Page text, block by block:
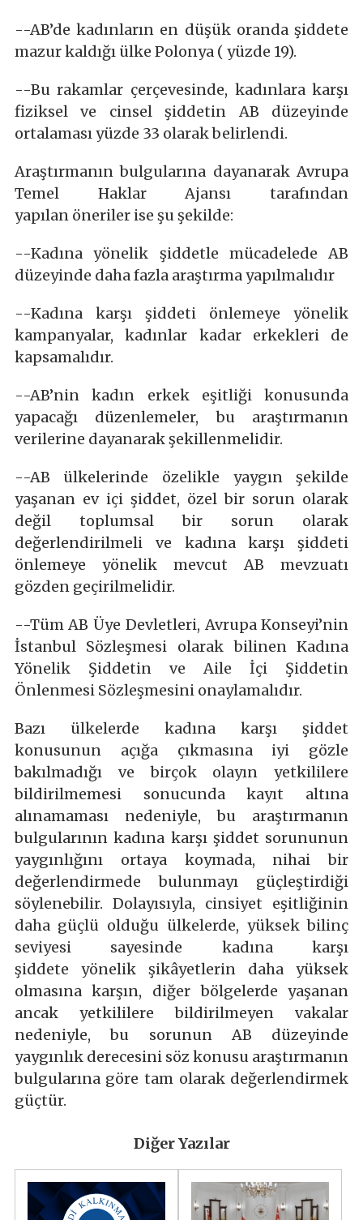
--AB’de kadınların en düşük oranda şiddete
mazur kaldığı ülke Polonya ( yüzde 19).
--Bu rakamlar çerçevesinde, kadınlara karşı
fiziksel ve cinsel şiddetin AB düzeyinde
ortalaması yüzde 33 olarak belirlendi.
Araştırmanın bulgularına dayanarak Avrupa
Temel Haklar Ajansı tarafından
yapılan öneriler ise şu şekilde:
--Kadına yönelik şiddetle mücadelede AB
düzeyinde daha fazla araştırma yapılmalıdır
--Kadına karşı şiddeti önlemeye yönelik
kampanyalar, kadınlar kadar erkekleri de
kapsamalıdır.
--AB’nin kadın erkek eşitliği konusunda
yapacağı düzenlemeler, bu araştırmanın
verilerine dayanarak şekillenmelidir.
--AB ülkelerinde özelikle yaygın şekilde
yaşanan ev içi şiddet, özel bir sorun olarak
değil toplumsal bir sorun olarak
değerlendirilmeli ve kadına karşı şiddeti
önlemeye yönelik mevcut AB mevzuatı
gözden geçirilmelidir.
--Tüm AB Üye Devletleri, Avrupa Konseyi’nin
İstanbul Sözleşmesi olarak bilinen Kadına
Yönelik Şiddetin ve Aile İçi Şiddetin
Önlenmesi Sözleşmesini onaylamalıdır.
Bazı ülkelerde kadına karşı şiddet
konusunun açığa çıkmasına iyi gözle
bakılmadığı ve birçok olayın yetkililere
bildirilmemesi sonucunda kayıt altına
alınamaması nedeniyle, bu araştırmanın
bulgularının kadına karşı şiddet sorununun
yaygınlığını ortaya koymada, nihai bir
değerlendirmede bulunmayı güçleştirdiği
söylenebilir. Dolayısıyla, cinsiyet eşitliğinin
daha güçlü olduğu ülkelerde, yüksek bilinç
seviyesi sayesinde kadına karşı
şiddete yönelik şikâyetlerin daha yüksek
olmasına karşın, diğer bölgelerde yaşanan
ancak yetkililere bildirilmeyen vakalar
nedeniyle, bu sorunun AB düzeyinde
yaygınlık derecesini söz konusu araştırmanın
bulgularına göre tam olarak değerlendirmek
güçtür.
Diğer Yazılar